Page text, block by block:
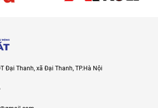
Đại Thanh, xã Đại Thanh, TP.Hà Nội